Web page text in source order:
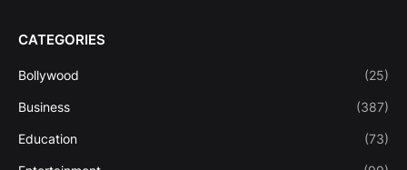
CATEGORIES
Bollywood (25)
Business (387)
Education (73)